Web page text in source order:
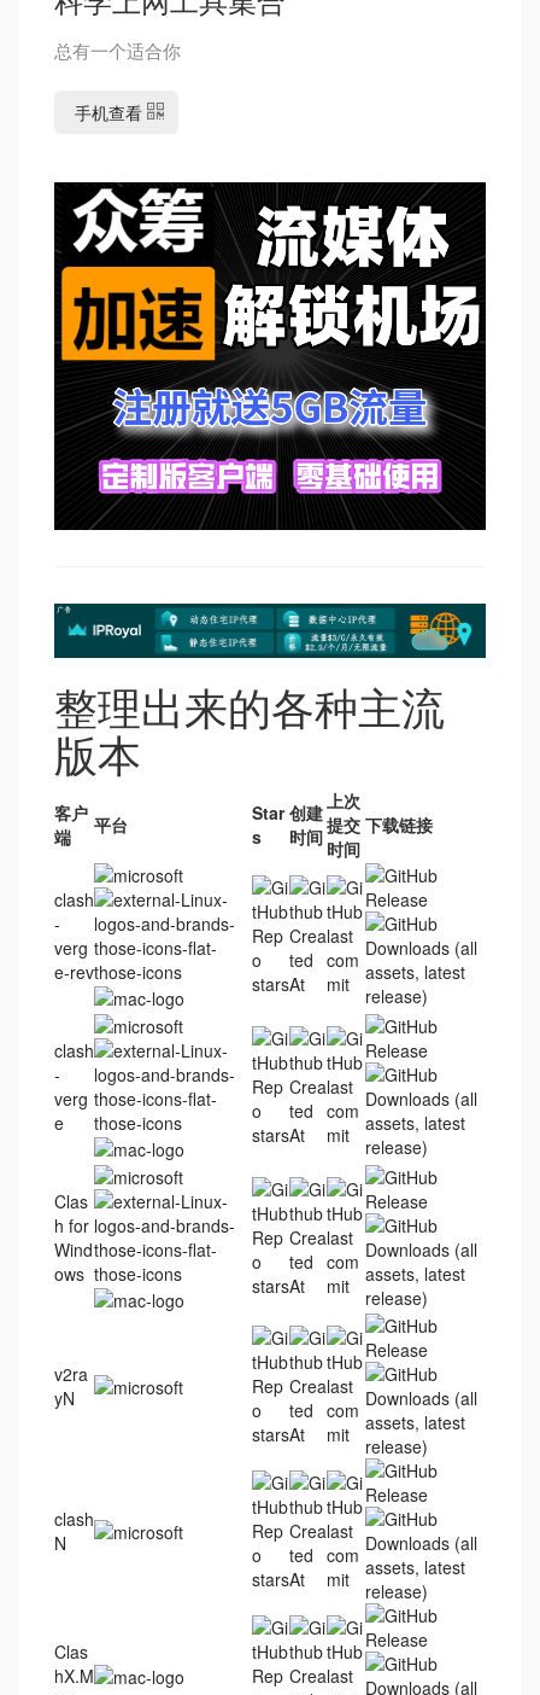
总有一个适合你
手机查看
整理出来的各种主流
版本
客户
端
平台
Star
s
创建
时间
上次
提交
时间
下载链接
clash
-
verg
e-rev
clash
-
verg
e
Clas
h for
Wind
ows
v2ra
yN
clash
N
Clas
hX.M